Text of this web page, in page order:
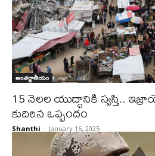
అంతర్జాతీయం
15 నెలల యుద్ధానికి స్వస్తి..
కుదిరిన ఒప్పందం
Shanthi - January 16, 2025